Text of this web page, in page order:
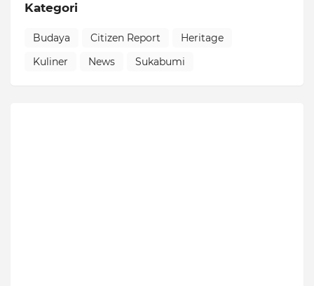
Kategori
Budaya Citizen Report
Heritage
Kuliner
News Sukabumi